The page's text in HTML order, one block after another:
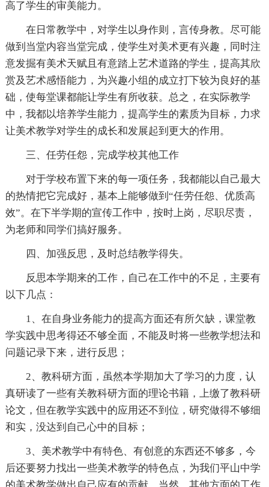
高了学生的审美能力。
在日常教学中，对学生以身作则，言传身教。尽可能
做到当堂内容当堂完成，使学生对美术更有兴趣，同时注
意发掘有美术天赋且有意踏上艺术道路的学生，提高其欣
赏及艺术感悟能力，为兴趣小组的成立打下较为良好的基
础，使每堂课都能让学生有所收获。总之，在实际教学
中，我都以培养学生能力，提高学生的素质为目标，力求
让美术教学对学生的成长和发展起到更大的作用。
三、任劳任怨，完成学校其他工作
对于学校布置下来的每一项任务，我都能以自己最大
的热情把它完成好，基本上能够做到“任劳任怨、优质高
效”。在下半学期的宣传工作中，按时上岗，尽职尽责，
为老师和同学们搞好服务。
四、加强反思，及时总结教学得失。
反思本学期来的工作，自己在工作中的不足，主要有
以下几点：
1、在自身业务能力的提高方面还有所欠缺，课堂教
学实践中思考得还不够全面，不能及时将一些教学想法和
问题记录下来，进行反思；
2、教科研方面，虽然本学期加大了学习的力度，认
真研读了一些有关教科研方面的理论书籍，上缴了教科研
论文，但在教学实践中的应用还不到位，研究做得不够细
和实，没达到自己心中的目标；
3、美术教学中有特色、有创意的东西还不够多，今
后还要努力找出一些美术教学的特色点，为我们平山中学